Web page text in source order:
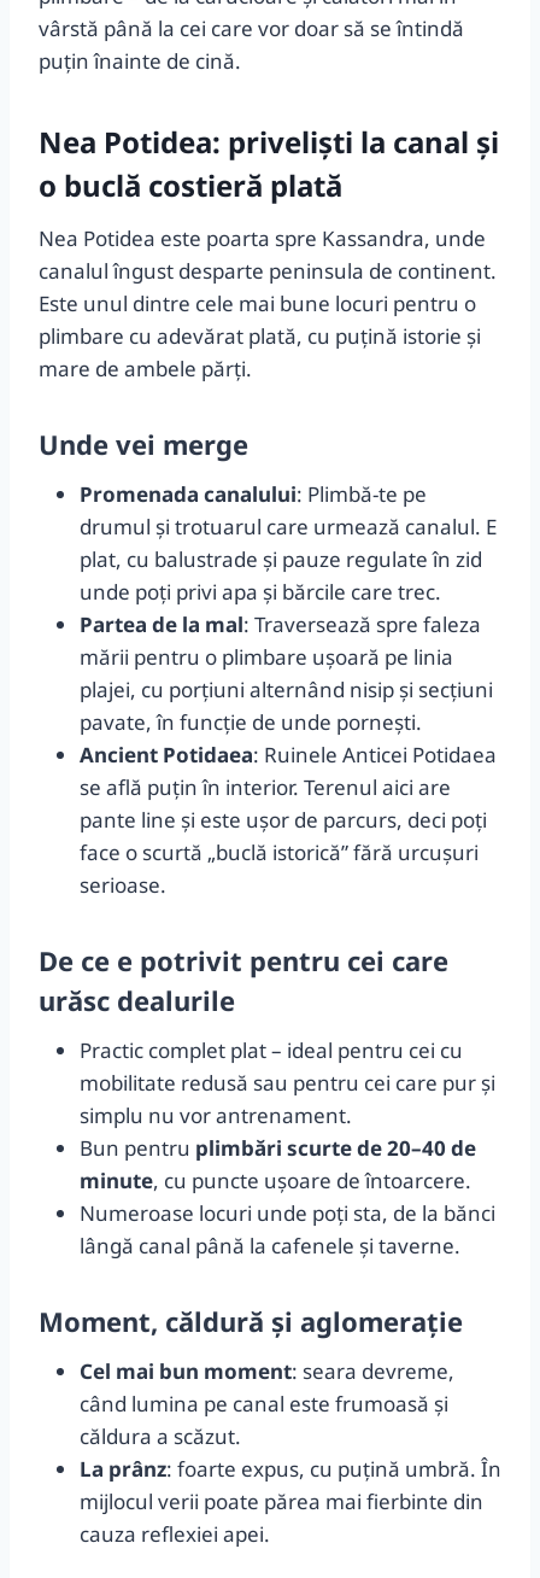
vârstă până la cei care vor doar să se întindă
puțin înainte de cină.
Nea Potidea: priveliști la canal și
o buclă costieră plată
Nea Potidea este poarta spre Kassandra, unde
canalul îngust desparte peninsula de continent.
Este unul dintre cele mai bune locuri pentru o
plimbare cu adevărat plată, cu puțină istorie și
mare de ambele părți.
Unde vei merge
Promenada canalului: Plimbă-te pe
drumul și trotuarul care urmează canalul. E
plat, cu balustrade și pauze regulate în zid
unde poți privi apa și bărcile care trec.
Partea de la mal: Traversează spre faleza
mării pentru o plimbare ușoară pe linia
plajei, cu porțiuni alternând nisip și secțiuni
pavate, în funcție de unde pornești.
Ancient Potidaea: Ruinele Anticei Potidaea
se află puțin în interior. Terenul aici are
pante line și este ușor de parcurs, deci poți
face o scurtă „buclă istorică” fără urcușuri
serioase.
De ce e potrivit pentru cei care
urăsc dealurile
Practic complet plat – ideal pentru cei cu
mobilitate redusă sau pentru cei care pur și
simplu nu vor antrenament.
Bun pentru plimbări scurte de 20–40 de
minute, cu puncte ușoare de întoarcere.
Numeroase locuri unde poți sta, de la bănci
lângă canal până la cafenele și taverne.
Moment, căldură și aglomerație
Cel mai bun moment: seara devreme,
când lumina pe canal este frumoasă și
căldura a scăzut.
La prânz: foarte expus, cu puțină umbră. În
mijlocul verii poate părea mai fierbinte din
cauza reflexiei apei.